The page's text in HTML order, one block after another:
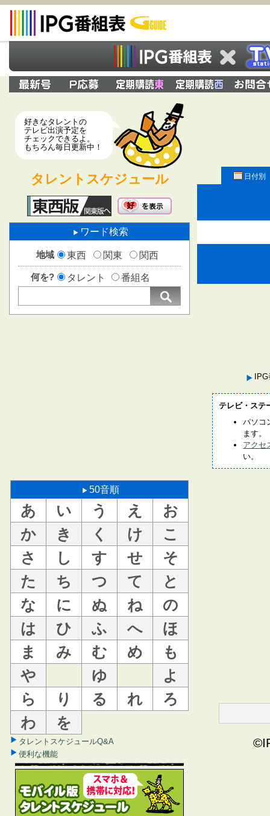
好きなタレントの
テレビ出演予定を
チェックできるよ。
もちろん毎日更新中！
タレントスケジュール
ワード検索
地域 東西 関東 関西
何を? タレント 番組名
50音順
あ い う え
お
か
き く け
こ
さ
し す せ
そ
た
ち つ て
と
な
に ぬ ね
の
は
ひ ふ へ
ほ
ま
み む め
も
や
ゆ
よ
ら
り る れ
ろ
わ
を
タレントスケジュールQ&A
便利な機能
日付別
テレビ・ステ
パソコ
ます。
アクセ
い。